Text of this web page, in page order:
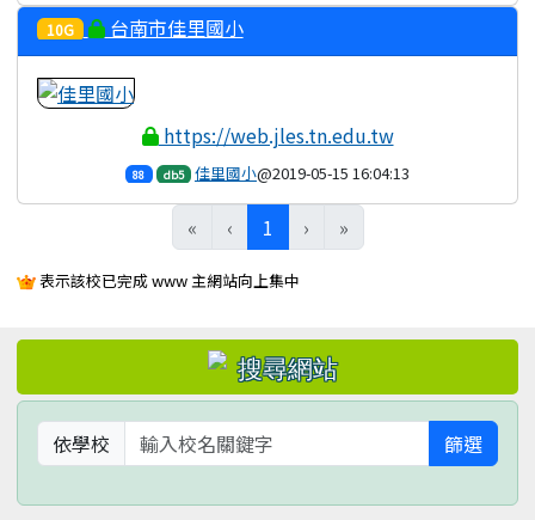
10G 台南市佳里國小
https://web.jles.tn.edu.tw
88 db5 佳里國小@2019-05-15 16:04:13
« ‹ 1 (目前頁次)
› »
表示該校已完成 www 主網站向上集中
左邊區域內容
依學校 篩選